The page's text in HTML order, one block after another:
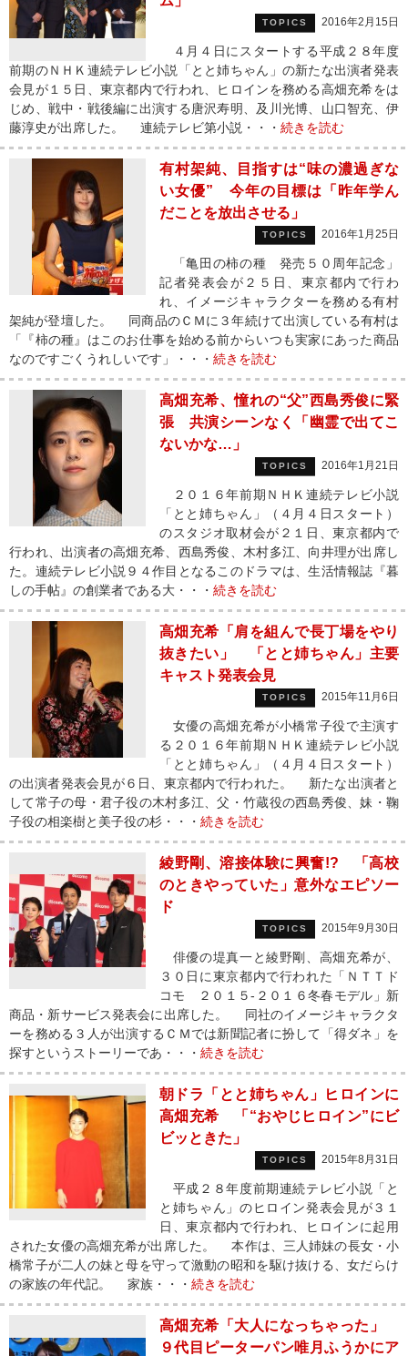
TOPICS 2016年2月15日
４月４日にスタートする平成２８年度
前期のＮＨＫ連続テレビ小説「とと姉ちゃん」の新たな出演者発表
会見が１５日、東京都内で行われ、ヒロインを務める高畑充希をは
じめ、戦中・戦後編に出演する唐沢寿明、及川光博、山口智充、伊
藤淳史が出席した。 連続テレビ第小説・・・ 続きを読む
有村架純、目指すは“味の濃過ぎな
い女優” 今年の目標は「昨年学ん
だことを放出させる」
TOPICS 2016年1月25日
「亀田の柿の種 発売５０周年記念」
記者発表会が２５日、東京都内で行わ
れ、イメージキャラクターを務める有村
架純が登壇した。 同商品のＣＭに３年続けて出演している有村は
「『柿の種』はこのお仕事を始める前からいつも実家にあった商品
なのですごくうれしいです」・・・ 続きを読む
高畑充希、憧れの“父”西島秀俊に緊
張 共演シーンなく「幽霊で出てこ
ないかな…」
TOPICS 2016年1月21日
２０１６年前期ＮＨＫ連続テレビ小説
「とと姉ちゃん」（４月４日スタート）
のスタジオ取材会が２１日、東京都内で
行われ、出演者の高畑充希、西島秀俊、木村多江、向井理が出席し
た。連続テレビ小説９４作目となるこのドラマは、生活情報誌『暮
しの手帖』の創業者である大・・・ 続きを読む
高畑充希「肩を組んで長丁場をやり
抜きたい」 「とと姉ちゃん」主要
キャスト発表会見
TOPICS 2015年11月6日
女優の高畑充希が小橋常子役で主演す
る２０１６年前期ＮＨＫ連続テレビ小説
「とと姉ちゃん」（４月４日スタート）
の出演者発表会見が６日、東京都内で行われた。 新たな出演者と
して常子の母・君子役の木村多江、父・竹蔵役の西島秀俊、妹・鞠
子役の相楽樹と美子役の杉・・・ 続きを読む
綾野剛、溶接体験に興奮!? 「高校
のときやっていた」意外なエピソー
ド
TOPICS 2015年9月30日
俳優の堤真一と綾野剛、高畑充希が、
３０日に東京都内で行われた「ＮＴＴド
コモ ２０１５-２０１６冬春モデル」新
商品・新サービス発表会に出席した。 同社のイメージキャラクタ
ーを務める３人が出演するＣＭでは新聞記者に扮して「得ダネ」を
探すというストーリーであ・・・ 続きを読む
朝ドラ「とと姉ちゃん」ヒロインに
高畑充希 「“おやじヒロイン”にビ
ビッときた」
TOPICS 2015年8月31日
平成２８年度前期連続テレビ小説「と
と姉ちゃん」のヒロイン発表会見が３１
日、東京都内で行われ、ヒロインに起用
された女優の高畑充希が出席した。 本作は、三人姉妹の長女・小
橋常子が二人の妹と母を守って激動の昭和を駆け抜ける、女だらけ
の家族の年代記。 家族・・・ 続きを読む
高畑充希「大人になっちゃった」
９代目ピーターパン唯月ふうかにア